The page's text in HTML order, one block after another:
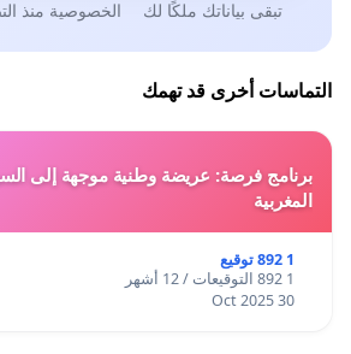
تبقى بياناتك ملكًا لك الخصوصية منذ
التماسات أخرى قد تهمك
برنامج فرصة: عريضة وطنية موجهة إلى
المغربية
1 892 توقيع
1 892 التوقيعات / 12 أشهر
30 Oct 2025